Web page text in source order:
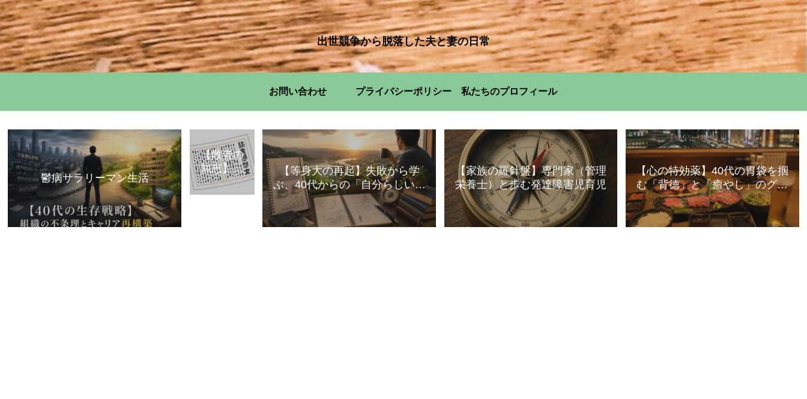
出世競争から脱落した夫と妻の日常
お問い合わせ プライバシーポリシー 私たちのプロフィール
鬱病サラリーマン生活
【敗者の
知恵】古
典・歴史
から学ぶ
【等身大の再起】失敗から学
ぶ、40代からの「自分らしい」
暮らし方
【家族の羅針盤】専門家（管理
栄養士）と歩む発達障害児育児
【心の特効薬】40代の胃袋を掴
む「背徳」と「癒やし」のグル
メ